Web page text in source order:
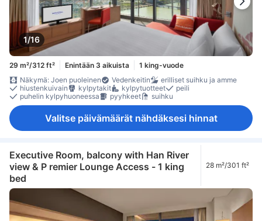
1/16
29 m²/312 ft² Enintään 3 aikuista
1 king-vuode
Näkymä: Joen puoleinen
Vedenkeitin
erilliset suihku ja amme
hiustenkuivain
kylpytakit kylpytuotteet
peili
puhelin kylpyhuoneessa
pyyhkeet suihku
Valitse päivämäärät nähdäksesi hinnat
Executive Room, balcony with Han River
view & P remier Lounge Access - 1 king
bed
28 m²/301 ft²